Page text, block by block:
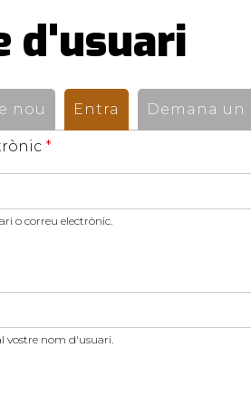
d'usuari
nou Entra (pestanya
Demana
*
o correu electrònic.
vostre nom d'usuari.